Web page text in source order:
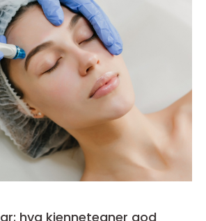
hva kjennetegner god